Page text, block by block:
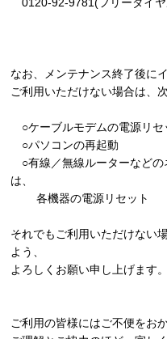
0120-92-9781(フリーダイ
なお、メンテナンス終了後に
ご利用いただけない場合は、
○ケーブルモデムの電源リセ
○パソコンの再起動
○有線／無線ルーターなどの
は、
各機器の電源リセット
それでもご利用いただけない
よう、
よろしくお願い申し上げます。
ご利用の皆様にはご不便をお